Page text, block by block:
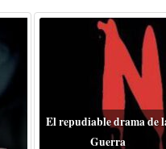
El repudiable drama de
Guerra